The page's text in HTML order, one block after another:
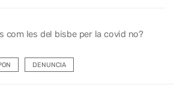
com les del bisbe per la covid no?
DENUNCIA